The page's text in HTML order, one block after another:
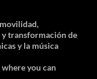
transformación de
y la música
you can